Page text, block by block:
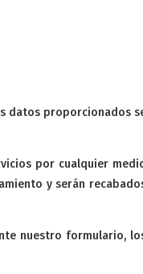
datos proporcionados
por cualquier
y serán
nuestro formulario,